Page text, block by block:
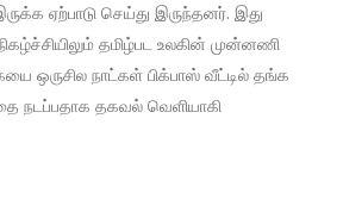
ஏற்பாடு செய்து இருந்தனர். இது
தமிழ்பட உலகின் முன்னணி
ஒருசில நாட்கள் பிக்பாஸ் வீட்டில் தங்க
நடப்பதாக தகவல் வெளியாகி